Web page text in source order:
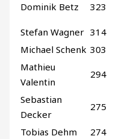
Dominik Betz 323
Stefan Wagner 314
Michael Schenk 303
Mathieu
Valentin
294
Sebastian
Decker
275
Tobias Dehm
274